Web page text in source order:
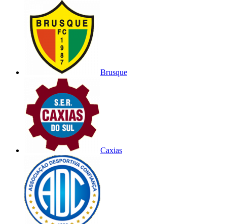
Brusque
Caxias